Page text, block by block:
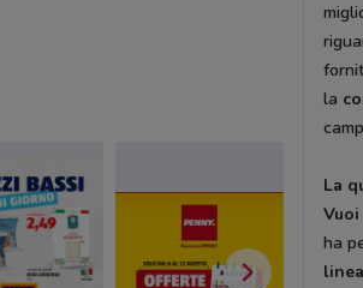
la
La
ha